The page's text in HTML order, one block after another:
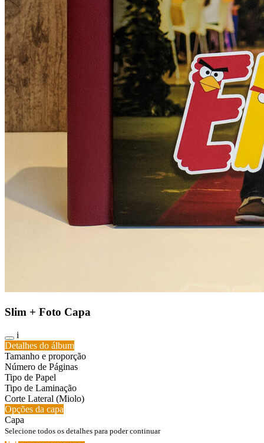
Slim + Foto Capa
i
Detalhes do álbum
Tamanho e proporção
Número de Páginas
Tipo de Papel
Tipo de Laminação
Corte Lateral (Miolo)
Opções da capa
Capa
Selecione todos os detalhes para poder continuar